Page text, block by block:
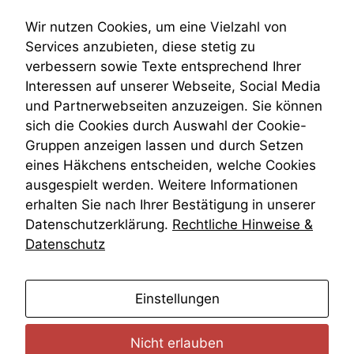
Teilungsklage
Venezuela
VRK
Wiederherstellungsanordnung
Zivilprozessordnung
ZPO
Zustellfiktion
Zuständigkeit
Öffentliches Personalrecht
Öffentlichkeitsprinzip
Wir nutzen Cookies, um eine Vielzahl von
Services anzubieten, diese stetig zu
verbessern sowie Texte entsprechend Ihrer
Interessen auf unserer Webseite, Social Media
und Partnerwebseiten anzuzeigen. Sie können
sich die Cookies durch Auswahl der Cookie-
Gruppen anzeigen lassen und durch Setzen
eines Häkchens entscheiden, welche Cookies
ausgespielt werden. Weitere Informationen
erhalten Sie nach Ihrer Bestätigung in unserer
Datenschutzerklärung. Rechtliche Hinweise &
Datenschutz
Einstellungen
Nicht erlauben
deaktivieren,
kann die
Website nicht
zu 100%
funktionieren.
Marketing
Wir speichern
anonyme Daten ab,
um interne
marketingtechnische
Auswertungen
durchführen zu
zu verbessern.